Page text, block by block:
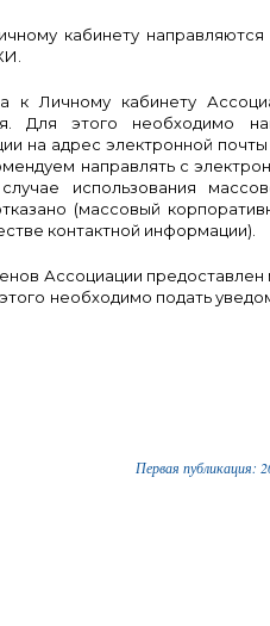
кабинету
к Личному кабинету
Для этого необходимо
на адрес электронной
направлять с
использования
(массовый
контактной информации).
Ассоциации
необходимо подать
Первая публикация: